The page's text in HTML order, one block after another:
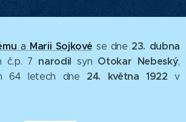
a Marii Sojkové se dne 23. dubna
č.p. 7 narodil syn Otokar Nebeský,
64 letech dne 24. května 1922 v